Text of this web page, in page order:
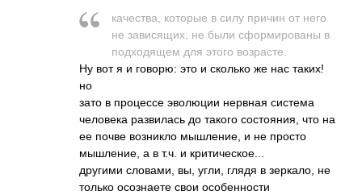
качества, которые в силу причин от него
не зависящих, не были сформированы в
подходящем для этого возрасте.
Ну вот я и говорю: это и сколько же нас таких!
но
зато в процессе эволюции нервная система
человека развилась до такого состояния, что на
ее почве возникло мышление, и не просто
мышление, а в т.ч. и критическое...
другими словами, вы, угли, глядя в зеркало, не
только осознаете свои особенности